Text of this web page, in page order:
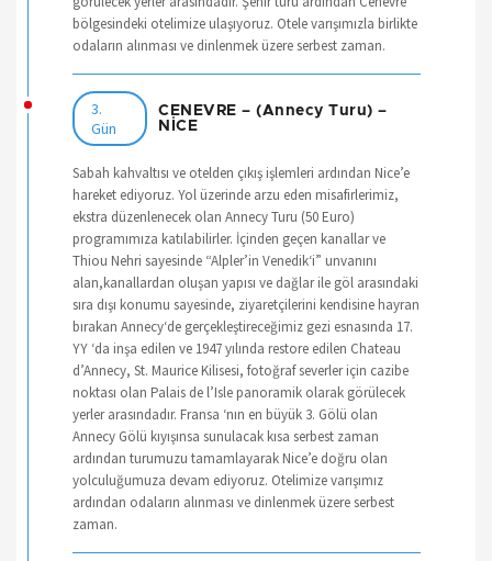
bölgesindeki otelimize ulaşıyoruz. Otele varışımızla birlikte
odaların alınması ve dinlenmek üzere serbest zaman.
3.
Gün
CENEVRE – (Annecy Turu) –
NİCE
Sabah kahvaltısı ve otelden çıkış işlemleri ardından Nice’e
hareket ediyoruz. Yol üzerinde arzu eden misafirlerimiz,
ekstra düzenlenecek olan Annecy Turu (50 Euro)
programımıza katılabilirler. İçinden geçen kanallar ve
Thiou Nehri sayesinde “Alpler’in Venedik‘i” unvanını
alan,kanallardan oluşan yapısı ve dağlar ile göl arasındaki
sıra dışı konumu sayesinde, ziyaretçilerini kendisine hayran
bırakan Annecy‘de gerçekleştireceğimiz gezi esnasında 17.
YY ‘da inşa edilen ve 1947 yılında restore edilen Chateau
d’Annecy, St. Maurice Kilisesi, fotoğraf severler için cazibe
noktası olan Palais de l’Isle panoramik olarak görülecek
yerler arasındadır. Fransa ‘nın en büyük 3. Gölü olan
Annecy Gölü kıyışınsa sunulacak kısa serbest zaman
ardından turumuzu tamamlayarak Nice’e doğru olan
yolculuğumuza devam ediyoruz. Otelimize varışımız
ardından odaların alınması ve dinlenmek üzere serbest
zaman.